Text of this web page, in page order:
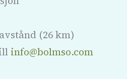
(26 km)
info@bolmso.com